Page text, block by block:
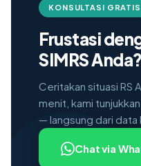
KONSULTASI GRATIS
Frustasi
SIMRS Anda?
Ceritakan situasi RS
menit, kami
— langsung dari data
Chat via